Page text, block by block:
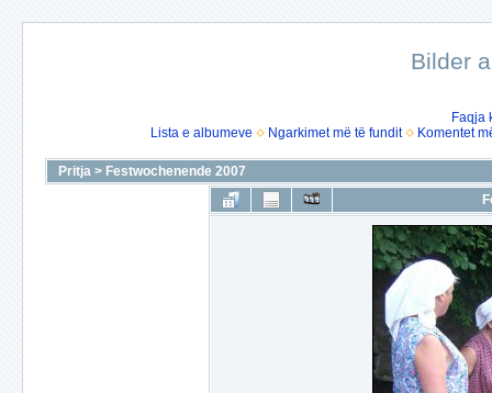
Bilder
Faqja
Lista e albumeve
Ngarkimet më të fundit Komentet
Pritja > Festwochenende 2007